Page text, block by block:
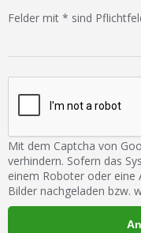
Felder mit * sind
Mit dem Captcha von
verhindern. Sofern das
einem Roboter oder eine
Bilder nachgeladen bzw.